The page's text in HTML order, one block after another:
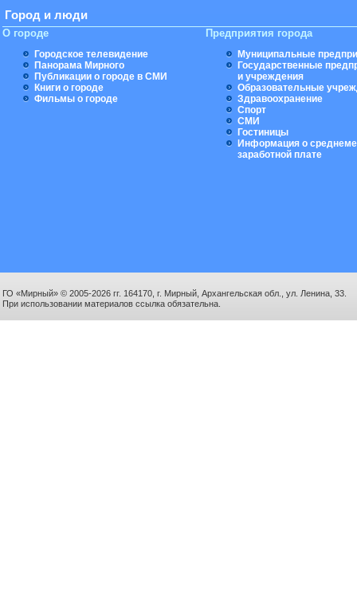
Город и люди
О городе
Городское телевидение
Панорама Мирного
Публикации о городе в СМИ
Книги о городе
Фильмы о городе
Предприятия города
Муниципальные
Государственные
и учреждения
Образовательные
Здравоохранение
Спорт
СМИ
Гостиницы
Информация о
заработной плате
ГО «Мирный» © 2005-2026 гг. 164170, г. Мирный, Архангельская обл., ул. Ленина, 33.
При использовании материалов ссылка обязательна.